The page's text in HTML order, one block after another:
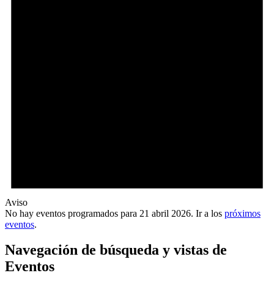
Aviso
No hay eventos programados para 21 abril 2026. Ir a los próximos
eventos.
Navegación de búsqueda y vistas de
Eventos